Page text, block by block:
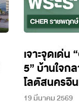
เจาะจุดเด่
5” บ้านใจก
โลตัสนครอิน
19 มีนาคม 2569